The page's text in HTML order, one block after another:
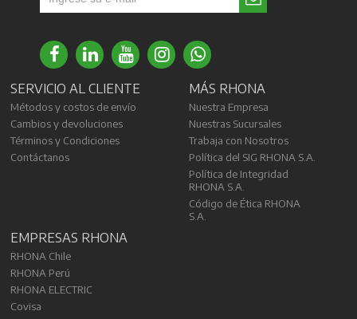
SERVICIO AL CLIENTE
Métodos y costos de envío
Cambios y devoluciones
Términos y Condiciones
Contáctanos
MÁS RHONA
Nuestra Empresa
Nuestras Sucursales
Trabaja con Nosotros
Política del SIG RHONA S.A.
Política de Integridad
RHONA S.A.
Código de Ética RHONA
S.A.
EMPRESAS RHONA
RHONA Chile
RHONA Perú
RHONA ELECTRIC
Covisa